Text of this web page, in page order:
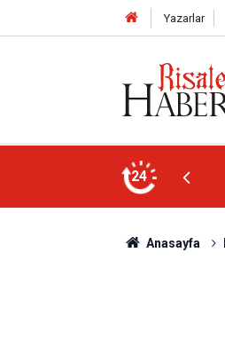
Yazarlar
24
görülecek mi?
Anasayfa